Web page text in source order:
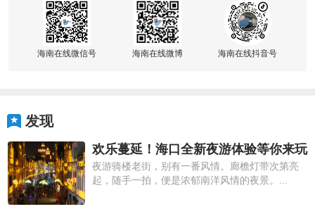
海南在线微信号 海南在线微博 海南在线抖音号
发现
欢乐蔓延！海口全新夜游体验等你来玩
夜游骑楼老街，别有一番风情。廊檐灯带次第亮
起，随手一拍，便是浓郁南洋风情的夜景。...